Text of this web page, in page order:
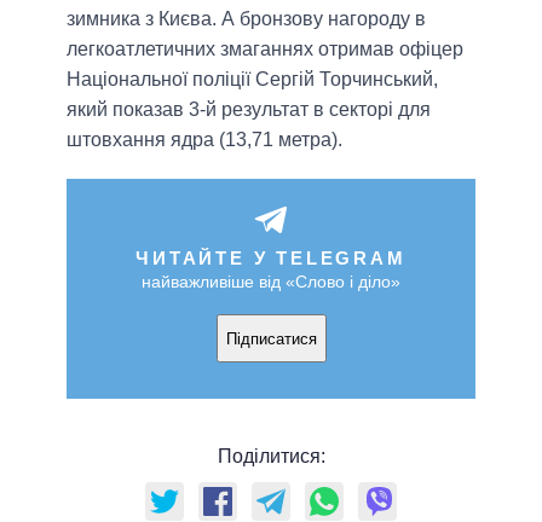
зимника з Києва. А бронзову нагороду в
легкоатлетичних змаганнях отримав офіцер
Національної поліції Сергій Торчинський,
який показав 3-й результат в секторі для
штовхання ядра (13,71 метра).
ЧИТАЙТЕ У TELEGRAM
найважливіше від «Слово і діло»
Підписатися
Поділитися: